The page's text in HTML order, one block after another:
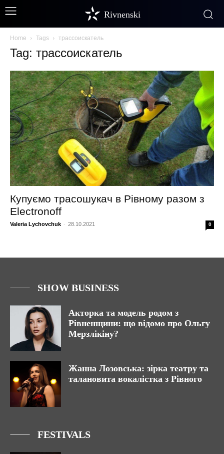
Rivnenski
Home Tags трассоискатель
Tag: трассоискатель
Купуємо трасошукач в Рівному разом з
Electronoff
Valeria Lychovchuk - 28.10.2021 0
SHOW BUSINESS
Акторка та модель родом з
Рівненщини: що відомо про Ольгу
Мерзлікіну?
Жанна Лозовська: зірка театру та
талановита вокалістка з Рівного
FESTIVALS